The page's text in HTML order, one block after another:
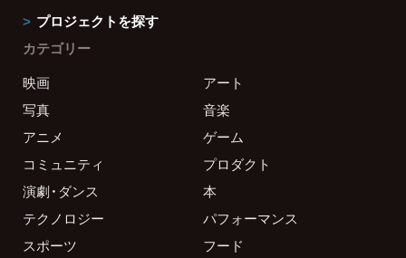
プロジェクトを探す
カテゴリー
映画
アート
写真
音楽
アニメ
ゲーム
コミュニティ
プロダクト
演劇・ダンス
本
テクノロジー
パフォーマンス
スポーツ
フード